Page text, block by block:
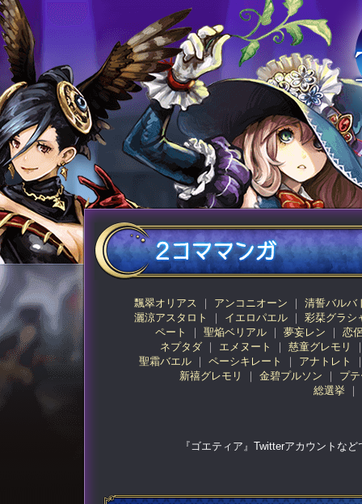
飄翠オリアス アンコニオーン
清誓バルバ
灑涼アスタロト
イエロパエル
彩栞グラシ
ペート
聖焔ベリアル 夢妄レン
恋
ネプタダ
エメヌート
慈童グレモリ
聖霜バエル
ペーシキレート
アナトレト
新禧グレモリ
金碧プルソン
プ
総選挙
『ゴエティア』Twitterアカウントな